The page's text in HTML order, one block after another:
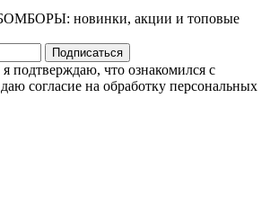
новинки, акции и топовые
Подписаться
подтверждаю, что ознакомился с
согласие на обработку персональных